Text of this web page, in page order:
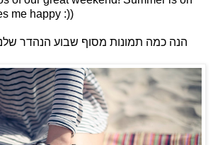
me happy :))
הנה כמה תמונות מסוף שבוע הנהדר